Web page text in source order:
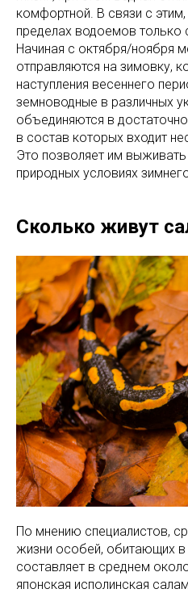
комфортной. В связи с
пределах водоемов
Начиная с октября/ноября
отправляются на зимовку,
наступления весеннего
земноводные в различных
объединяются в
в состав которых входит
Это позволяет им
природных условиях
Сколько живут
По мнению специалистов,
жизни особей, обитающих в
составляет в среднем
японская исполинская